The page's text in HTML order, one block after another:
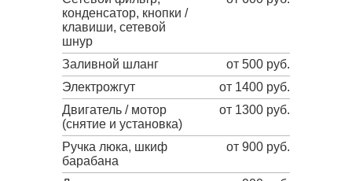
конденсатор, кнопки /
клавиши, сетевой
шнур
Заливной шланг
от 500 руб.
Электрожгут
от 1400 руб.
Двигатель / мотор
(снятие и установка)
от 1300 руб.
Ручка люка, шкиф
барабана
от 900 руб.